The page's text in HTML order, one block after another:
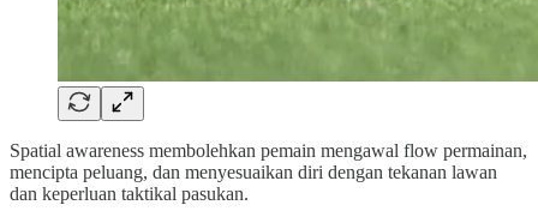
Spatial awareness membolehkan pemain mengawal flow permainan,
mencipta peluang, dan menyesuaikan diri dengan tekanan lawan
dan keperluan taktikal pasukan.